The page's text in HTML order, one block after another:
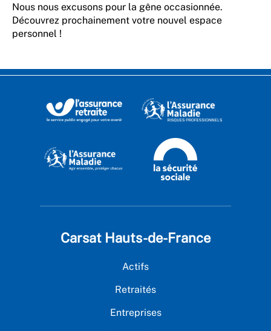
Nous nous excusons pour la gêne occasionnée.
Découvrez prochainement votre nouvel espace
personnel !
Carsat Hauts-de-France
Actifs
Retraités
Entreprises